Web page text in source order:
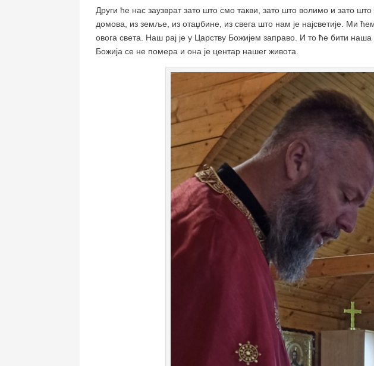
Други ће нас заузврат зато што смо такви, зато што волимо и зато
домова, из земље, из отаџбине, из свега што нам је најсветије. Ми
овога света. Наш рај је у Царству Божијем заправо. И то ће бити
Божија се не помера и она је центар нашег живота.